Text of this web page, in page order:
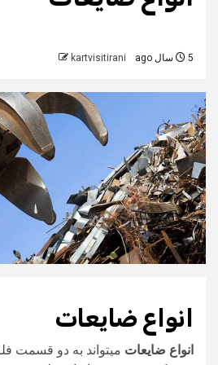
5 سال ago kartvisitirani
انواع ضایعات
انواع ضایعات میتواند به دو قسمت